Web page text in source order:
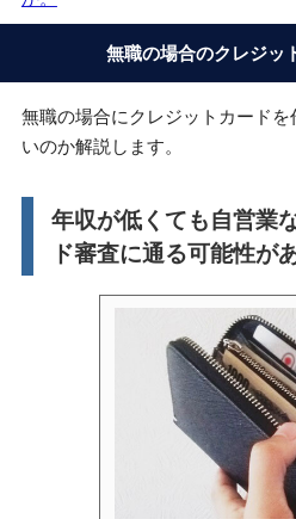
無職の場合のクレジッ
無職の場合にクレジットカード
いのか解説します。
年収が低くても自営業
ド審査に通る可能性が